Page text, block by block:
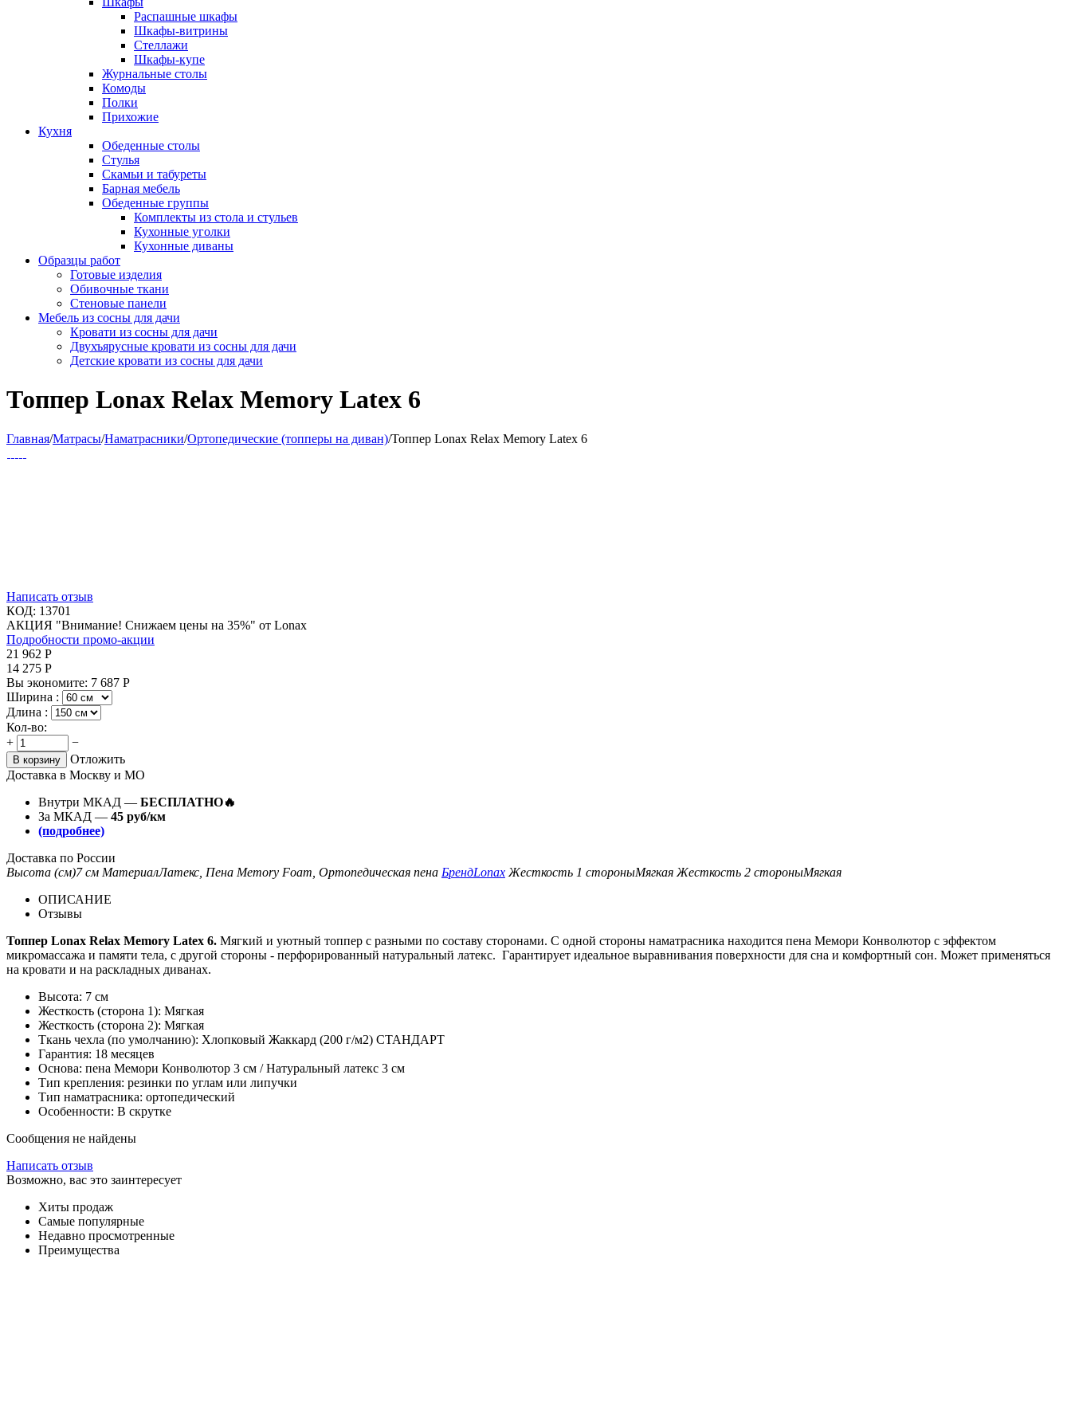
Распашные шкафы
Шкафы-витрины
Стеллажи
Шкафы-купе
Журнальные столы
Комоды
Полки
Прихожие
Кухня
Обеденные столы
Стулья
Скамьи и табуреты
Барная мебель
Обеденные группы
Комплекты из стола и стульев
Кухонные уголки
Кухонные диваны
Образцы работ
Готовые изделия
Обивочные ткани
Стеновые панели
Мебель из сосны для дачи
Кровати из сосны для дачи
Двухъярусные кровати из сосны для дачи
Детские кровати из сосны для дачи
Топпер Lonax Relax Memory Latex 6
Главная/Матрасы/Наматрасники/Ортопедические (топперы на диван)/Топпер Lonax Relax Memory Latex 6
Написать отзыв
КОД: 13701
АКЦИЯ "Внимание! Снижаем цены на 35%" от Lonax
Подробности промо-акции
21 962 Р
14 275 Р
Вы экономите: 7 687 Р
Ширина :
Длина :
Кол-во:
+
−
В корзину
Отложить
Доставка в Москву и МО
Внутри МКАД — БЕСПЛАТНО🔥
За МКАД — 45 руб/км
(подробнее)
Доставка по России
Высота (см)7 см МатериалЛатекс, Пена Memory Foam, Ортопедическая пена БрендLonax Жесткость 1 стороныМягкая Жесткость 2 стороныМягкая
ОПИСАНИЕ
Отзывы
Топпер Lonax Relax Memory Latex 6. Мягкий и уютный топпер с разными по составу сторонами. С одной стороны наматрасника находится пена Мемори Конволютор с эффектом
микромассажа и памяти тела, с другой стороны - перфорированный натуральный латекс. Гарантирует идеальное выравнивания поверхности для сна и комфортный сон. Может применяться
на кровати и на раскладных диванах.
Высота: 7 см
Жесткость (сторона 1): Мягкая
Жесткость (сторона 2): Мягкая
Ткань чехла (по умолчанию): Хлопковый Жаккард (200 г/м2) СТАНДАРТ
Гарантия: 18 месяцев
Основа: пена Мемори Конволютор 3 см / Натуральный латекс 3 см
Тип крепления: резинки по углам или липучки
Тип наматрасника: ортопедический
Особенности: В скрутке
Сообщения не найдены
Написать отзыв
Возможно, вас это заинтересует
Хиты продаж
Самые популярные
Недавно просмотренные
Преимущества